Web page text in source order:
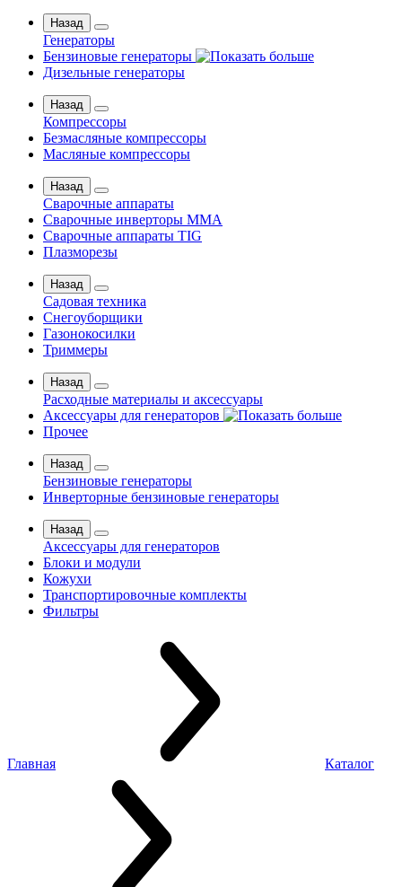
Назад
Генераторы
Бензиновые генераторы
Дизельные генераторы
Назад
Компрессоры
Безмасляные компрессоры
Масляные компрессоры
Назад
Сварочные аппараты
Сварочные инверторы MMA
Сварочные аппараты TIG
Плазморезы
Назад
Садовая техника
Снегоуборщики
Газонокосилки
Триммеры
Назад
Расходные материалы и аксессуары
Аксессуары для генераторов
Прочее
Назад
Бензиновые генераторы
Инверторные бензиновые генераторы
Назад
Аксессуары для генераторов
Блоки и модули
Кожухи
Транспортировочные комплекты
Фильтры
Главная Каталог